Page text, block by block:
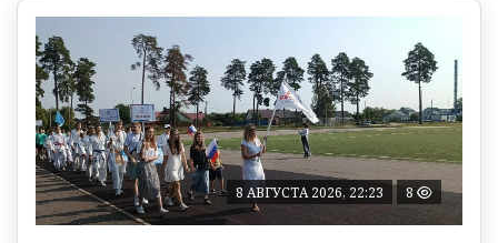
8 АВГУСТА 2026, 22:23 8